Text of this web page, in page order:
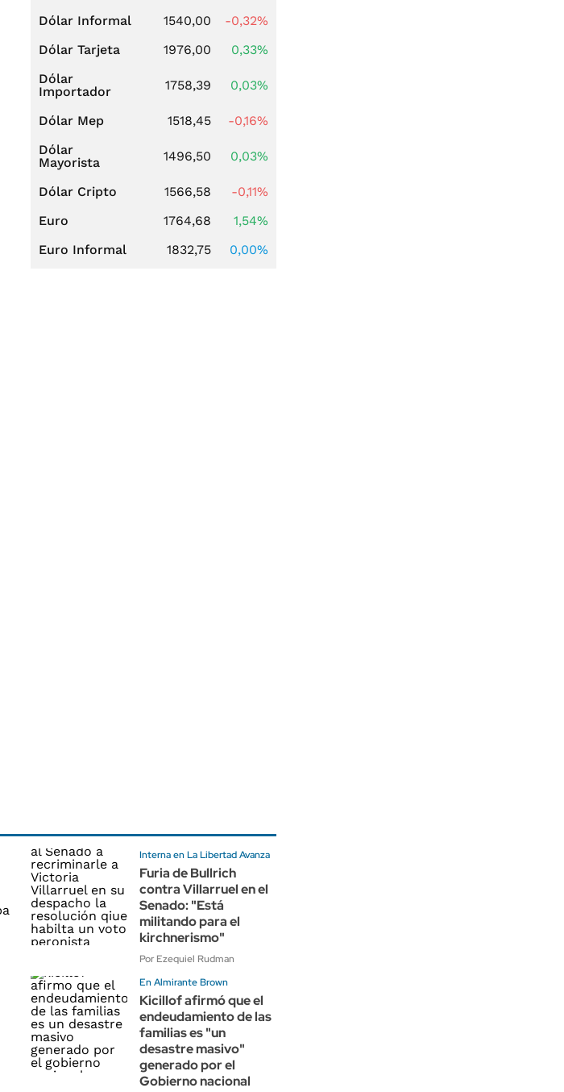
Dólar Informal
1540,00
-0,32%
Dólar Tarjeta
1976,00
0,33%
Dólar
Importador
1758,39 0,03%
Dólar Mep 1518,45
-0,16%
Dólar
Mayorista
1496,50 0,03%
Dólar Cripto 1566,58
-0,11%
Euro
1764,68
1,54%
Euro Informal
1832,75 0,00%
Interna en La Libertad Avanza
Furia de Bullrich
contra Villarruel en el
Senado: "Está
militando para el
kirchnerismo"
Por Ezequiel Rudman
En Almirante Brown
Kicillof afirmó que el
endeudamiento de las
familias es "un
desastre masivo"
generado por el
Gobierno nacional